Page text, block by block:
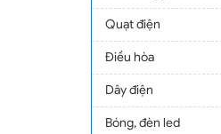
Quạt điện
Điều hòa
Dây điện
Bóng, đèn led